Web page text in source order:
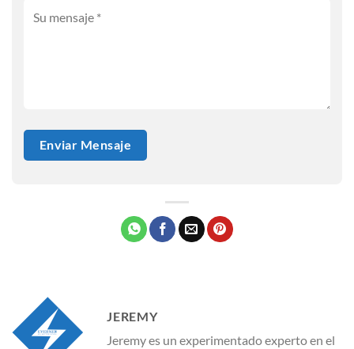
JEREMY
Jeremy es un experimentado experto en el